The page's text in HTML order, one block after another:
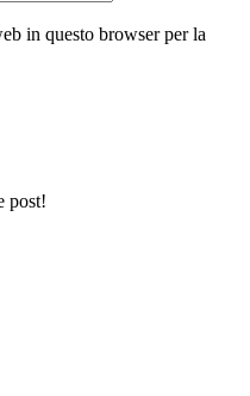
in questo browser per la
post!